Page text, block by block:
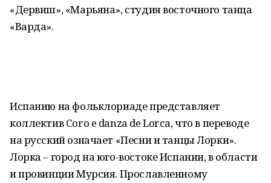
«Дервиш», «Марьяна», студия восточного танца
«Варда».
Испанию на фольклориаде представляет
коллектив Coro e danza de Lorca, что в переводе
на русский означает «Песни и танцы Лорки».
Лорка – город на юго-востоке Испании, в области
и провинции Мурсия. Прославленному